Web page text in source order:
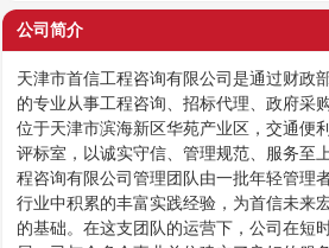
公司简介
天津市首信工程咨询有限公司是通过财政
的专业从事工程咨询、招标代理、政府采
位于天津市滨海新区华苑产业区，交通便
评标室，以诚实守信、管理规范、服务至
程咨询有限公司管理团队由一批年轻管理
行业中积累的丰富实践经验，为首信未来
的基础。在这支团队的运营下，公司在短